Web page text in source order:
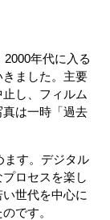
年代に入る
ました。主要
し、フィルム
は一時「過去
ます。デジタル
ロセスを楽し
世代を中心に
です。